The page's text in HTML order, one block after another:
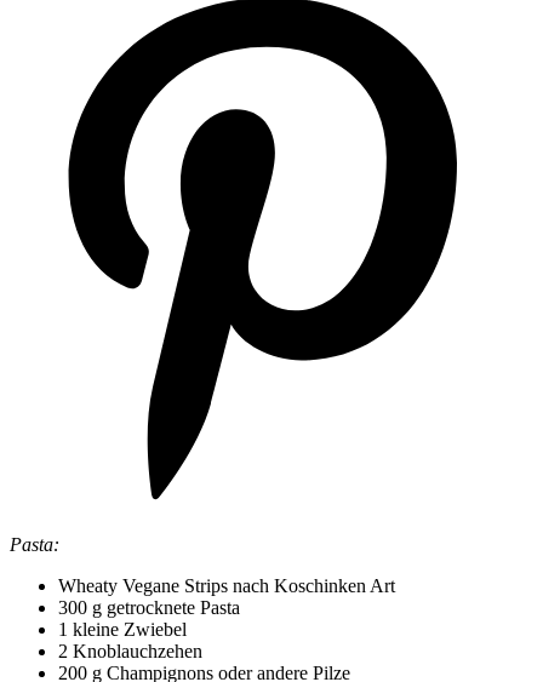
Pasta:
Wheaty Vegane Strips nach Koschinken Art
300 g getrocknete Pasta
1 kleine Zwiebel
2 Knoblauchzehen
200 g Champignons oder andere Pilze